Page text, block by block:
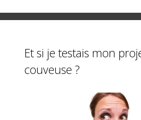
o
Et si je testais mon
couveuse ?